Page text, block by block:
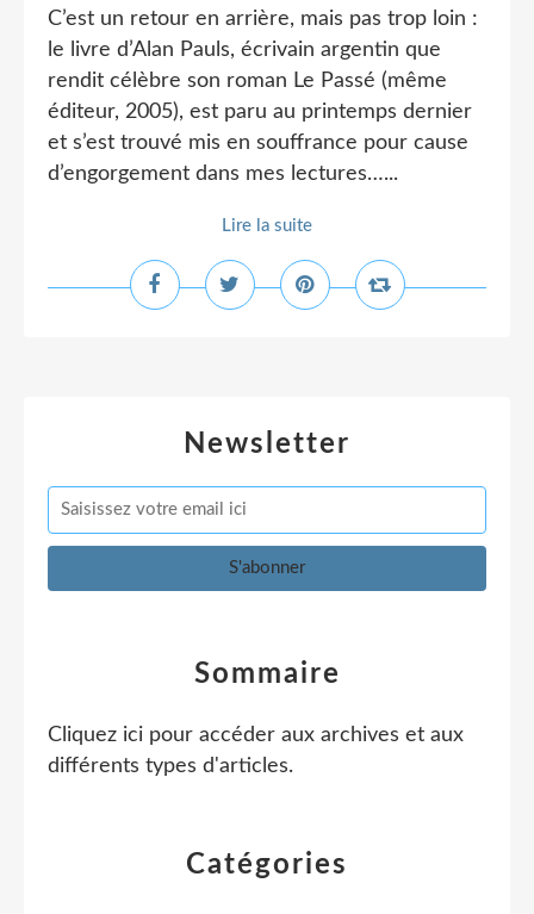
C’est un retour en arrière, mais pas trop loin :
le livre d’Alan Pauls, écrivain argentin que
rendit célèbre son roman Le Passé (même
éditeur, 2005), est paru au printemps dernier
et s’est trouvé mis en souffrance pour cause
d’engorgement dans mes lectures…...
Lire la suite
Newsletter
Catégories
Sommaire
Cliquez ici pour accéder aux archives et aux
différents types d'articles.